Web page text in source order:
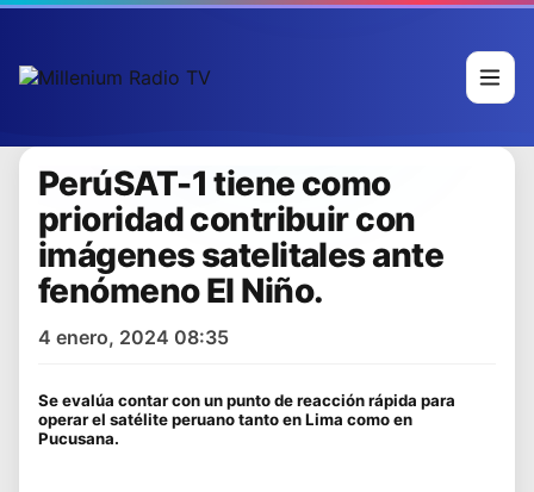
PerúSAT-1 tiene como
prioridad contribuir con
imágenes satelitales ante
fenómeno El Niño.
4 enero, 2024 08:35
Se evalúa contar con un punto de reacción rápida para
operar el satélite peruano tanto en Lima como en
Pucusana.